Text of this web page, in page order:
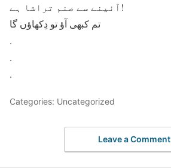
آئینے سے صنم تراشا ہے!
تم کبھی آؤ تو دِکھاؤں گا
.
.
.
Categories: Uncategorized
Leave a Comment